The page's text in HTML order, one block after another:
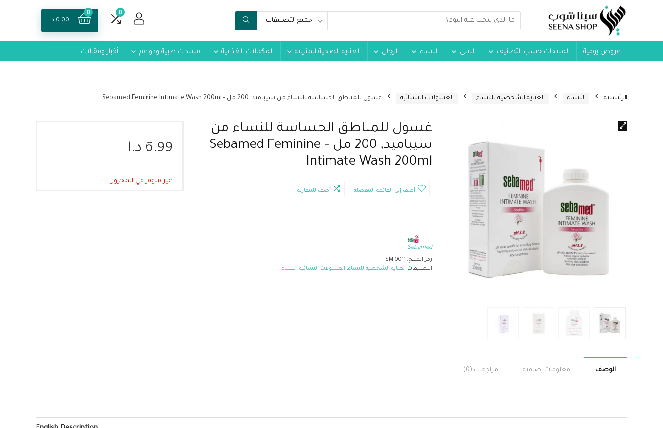
جميع التصنيفات
0
0
0.00 د.ا
عروض يومية المنتجات حسب التصنيف البيبي النساء الرجال العناية الصحية المنزلية المكملات الغذائية مشدات طبية ودواعم أخبار ومقالات
الرئيسية النساء العناية الشخصية للنساء الغسولات النسائية غسول للمناطق الحساسة للنساء من سيباميد, 200 مل – Sebamed Feminine Intimate Wash 200ml
غسول للمناطق الحساسة للنساء من
سيباميد, 200 مل – Sebamed Feminine
Intimate Wash 200ml
أضف إلى القائمة المفضلة أضف للمقارنة
Sebamed
رمز المنتج: SM-0011
التصنيفات العناية الشخصية للنساء, الغسولات النسائية, النساء
6.99 د.ا
غير متوفر في المخزون
الوصف معلومات إضافية مراجعات (0)